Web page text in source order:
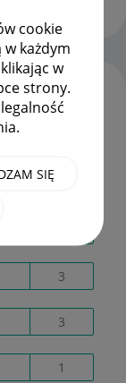
cookie
każdym
w
strony.
SIĘ
3
3
1